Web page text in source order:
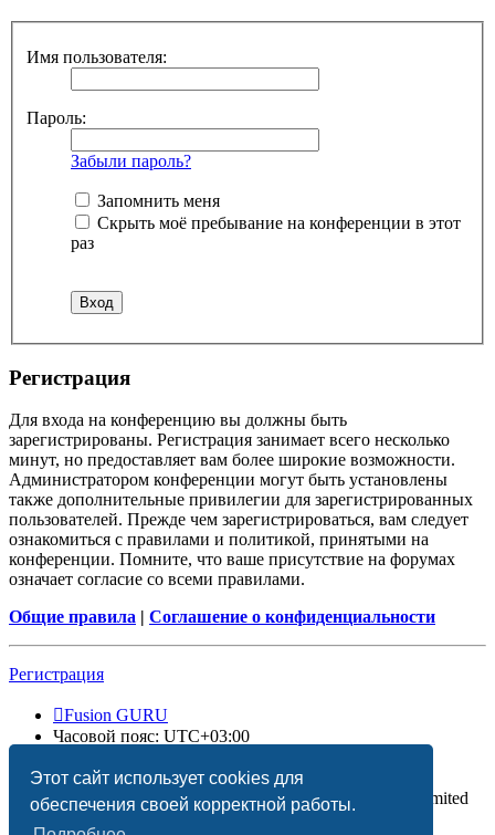
Этот сайт использует cookies для
обеспечения своей корректной работы.
Имя пользователя:
Пароль:
Забыли пароль?
Запомнить меня
Скрыть моё пребывание на конференции в этот
раз
Регистрация
Для входа на конференцию вы должны быть
зарегистрированы. Регистрация занимает всего несколько
минут, но предоставляет вам более широкие возможности.
Администратором конференции могут быть установлены
также дополнительные привилегии для зарегистрированных
пользователей. Прежде чем зарегистрироваться, вам следует
ознакомиться с правилами и политикой, принятыми на
конференции. Помните, что ваше присутствие на форумах
означает согласие со всеми правилами.
Общие правила | Соглашение о конфиденциальности
Регистрация
Fusion GURU
Часовой пояс: UTC+03:00
Создано на основеphpBB® Forum Software © phpBB Limited